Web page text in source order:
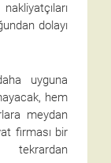
dolayı
uyguna
hem
meydan
firması bir
tekrardan